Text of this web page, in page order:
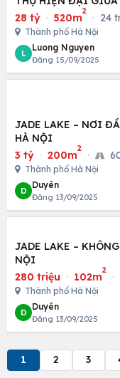
28 tỷ · 520m
2
· 24
Thành phố Hà Nội
L
Luong Nguyen
Đăng 15/09/2025
JADE LAKE – NƠI
HÀ NỘI
3 tỷ · 200m
2
·
Thành phố Hà Nội
D
Duyên
Đăng 13/09/2025
JADE LAKE –
NỘI
280 triệu · 102m
2
·
Thành phố Hà Nội
D
Duyên
Đăng 13/09/2025
1 2 3